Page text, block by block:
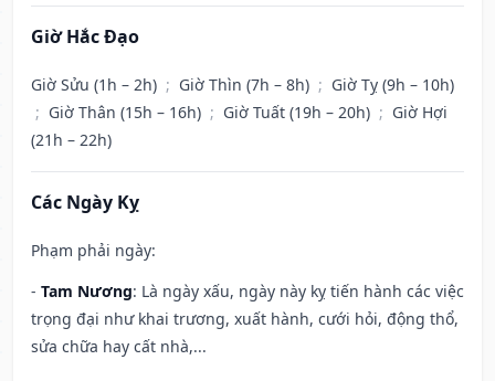
Giờ Hắc Đạo
Giờ Sửu (1h – 2h) ; Giờ Thìn (7h – 8h) ; Giờ Tỵ (9h – 10h)
; Giờ Thân (15h – 16h) ; Giờ Tuất (19h – 20h) ; Giờ Hợi
(21h – 22h)
Các Ngày Kỵ
Phạm phải ngày:
- Tam Nương: Là ngày xấu, ngày này kỵ tiến hành các việc
trọng đại như khai trương, xuất hành, cưới hỏi, động thổ,
sửa chữa hay cất nhà,...